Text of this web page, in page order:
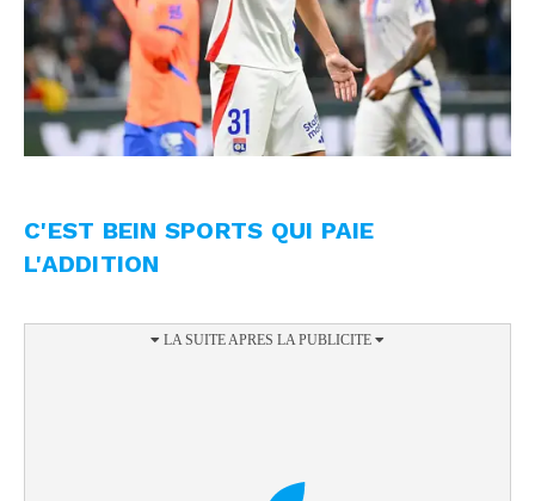
C'EST BEIN SPORTS QUI PAIE
L'ADDITION